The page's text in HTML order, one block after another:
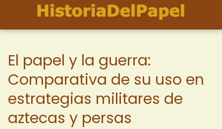
El papel y la guerra:
Comparativa de su uso en
estrategias militares de
aztecas y persas